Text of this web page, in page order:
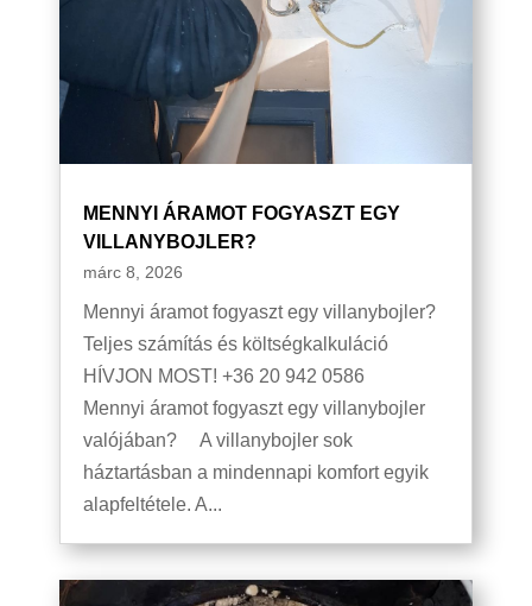
MENNYI ÁRAMOT FOGYASZT EGY
VILLANYBOJLER?
márc 8, 2026
Mennyi áramot fogyaszt egy villanybojler?
Teljes számítás és költségkalkuláció
HÍVJON MOST! +36 20 942 0586
Mennyi áramot fogyaszt egy villanybojler
valójában? A villanybojler sok
háztartásban a mindennapi komfort egyik
alapfeltétele. A...